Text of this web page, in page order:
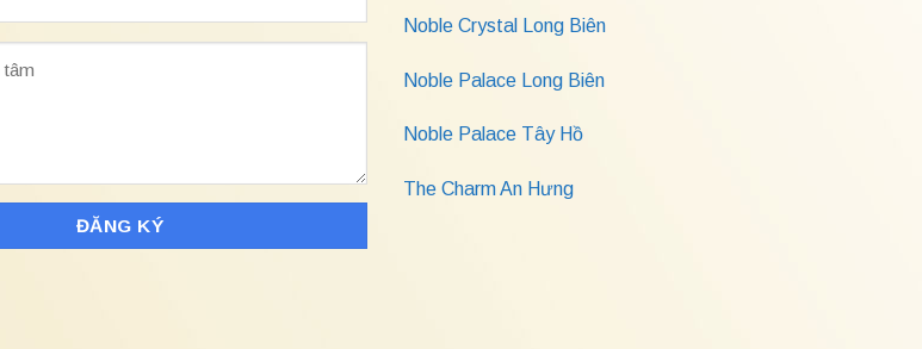
Noble Crystal Long Biên
Noble Palace Long Biên
Noble Palace Tây Hồ
The Charm An Hưng